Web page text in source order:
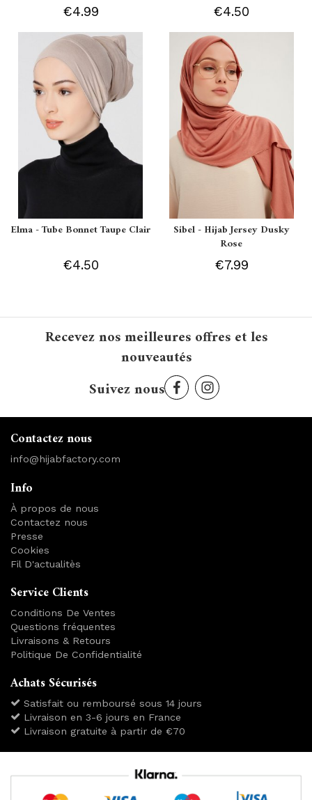
€4.99 €4.50
Elma - Tube Bonnet Taupe Clair
€4.50
Sibel - Hijab Jersey Dusky
Rose
€7.99
Recevez nos meilleures offres et les
nouveautés
Suivez nous
Contactez nous
info@hijabfactory.com
Info
À propos de nous
Contactez nous
Presse
Cookies
Fil D'actualitès
Service Clients
Conditions De Ventes
Questions fréquentes
Livraisons & Retours
Politique De Confidentialité
Achats Sécurisés
Satisfait ou remboursé sous 14 jours
Livraison en 3-6 jours en France
Livraison gratuite à partir de €70